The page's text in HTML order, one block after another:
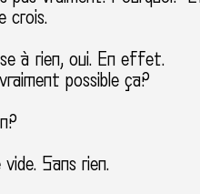
crois.
à rien, oui. En effet.
possible ça?
Sans rien.